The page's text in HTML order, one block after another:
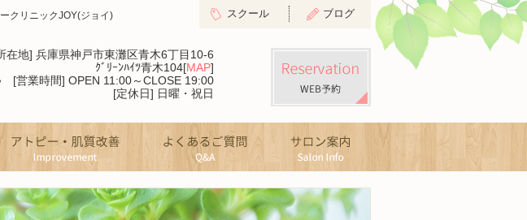
クリニックJOY(ジョイ) スクール ブログ
在地] 兵庫県神戸市東灘区青木6丁目10-6
ｸﾞﾘｰﾝﾊｲﾂ青木104[MAP]
[営業時間] OPEN 11:00～CLOSE 19:00
[定休日] 日曜・祝日
アトピー・肌質改善